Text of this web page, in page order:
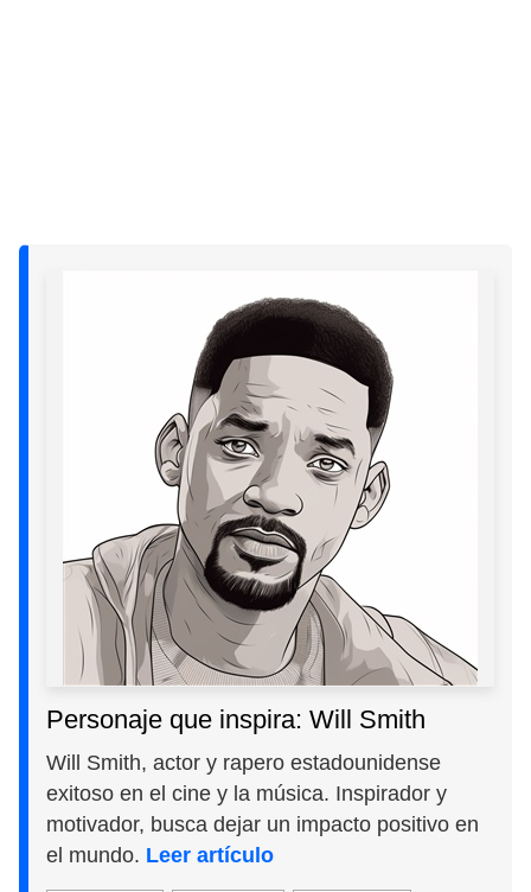
Personaje que inspira: Will Smith
Will Smith, actor y rapero estadounidense
exitoso en el cine y la música. Inspirador y
motivador, busca dejar un impacto positivo en
el mundo. Leer artículo